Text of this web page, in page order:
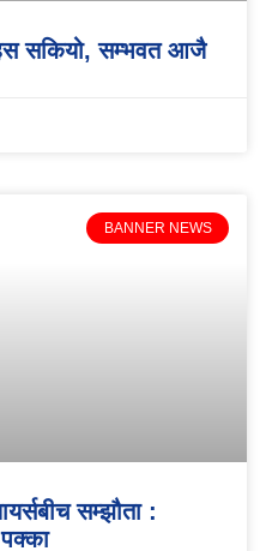
सकियो, सम्भवत आजै
BANNER NEWS
सम्झौता :